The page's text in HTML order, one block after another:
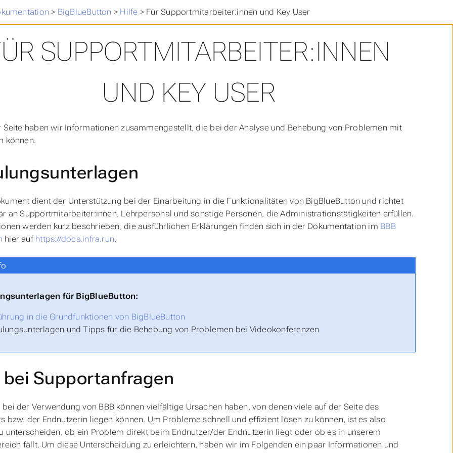
> BigBlueButton > Hilfe > Für Supportmitarbeiter:innen und Key User
SUPPORTMITARBEITER:INNEN
UND KEY USER
Seite haben wir Informationen zusammengestellt, die bei der Analyse und Behebung von Problemen mit
können.
dient der Unterstützung bei der Einarbeitung in die Funktionalitäten von BigBlueButton und richtet
an Supportmitarbeiter:innen, Lehrpersonal und sonstige Personen, die Administrationstätigkeiten erfüllen.
werden kurz beschrieben, die ausführlichen Erklärungen finden sich in der Dokumentation im BBB
hier auf https://docs.infra.run.
für BigBlueButton:
in die Grundfunktionen von BigBlueButton
und Tipps für die Behebung von Problemen bei Videokonferenzen
bei Supportanfragen
der Verwendung von BBB können vielfältige Ursachen haben, von denen viele auf der Seite des
bzw. der Endnutzerin liegen können. Um Probleme schnell und effizient lösen zu können, ist es also
unterscheiden, ob ein Problem direkt beim Endnutzer/der Endnutzerin liegt oder ob es in unserem
fällt. Um diese Unterscheidung zu erleichtern, haben wir im Folgenden ein paar Informationen und